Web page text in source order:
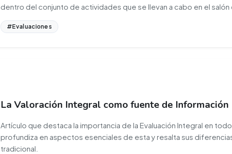
dentro del conjunto de actividades que se llevan a cabo en el salón
#Evaluaciones
La Valoración Integral como fuente de Información
Artículo que destaca la importancia de la Evaluación Integral en
profundiza en aspectos esenciales de esta y resalta sus
tradicional.